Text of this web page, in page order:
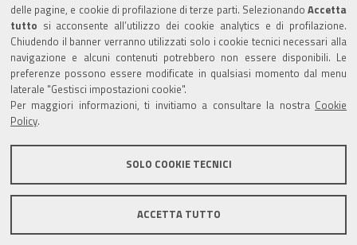
delle pagine, e cookie di profilazione di terze parti. Selezionando Accetta
tutto si acconsente all’utilizzo dei cookie analytics e di profilazione.
Chiudendo il banner verranno utilizzati solo i cookie tecnici necessari alla
navigazione e alcuni contenuti potrebbero non essere disponibili. Le
preferenze possono essere modificate in qualsiasi momento dal menu
laterale "Gestisci impostazioni cookie".
Per maggiori informazioni, ti invitiamo a consultare la nostra Cookie
Policy
SOLO COOKIE TECNICI
ACCETTA TUTTO
Amministrazione trasparente
Albo Camerale
Pubblicità Legale
Area riservata Amministratori
Informativa generale
Informative privacy